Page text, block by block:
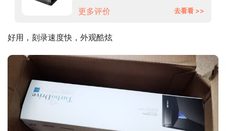
更多评价
去看看 >>
好用，刻录速度快，外观酷炫